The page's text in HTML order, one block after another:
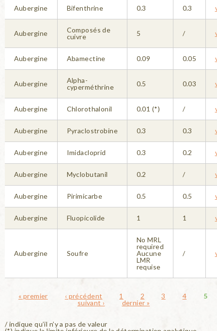
Aubergine Bifenthrine 0.3 0.3
Aubergine
Composés de
cuivre
5 /
Aubergine Abamectine 0.09 0.05
Aubergine
Alpha-
cyperméthrine
0.5 0.03
Aubergine Chlorothalonil 0.01 (*) /
Aubergine Pyraclostrobine 0.3 0.3
Aubergine Imidacloprid 0.3 0.2
Aubergine Myclobutanil 0.2 /
Aubergine Pirimicarbe 0.5 0.5
Aubergine Fluopicolide 1 1
Aubergine Soufre
No MRL
required
Aucune
LMR
requise
/
« premier
‹ précédent 1 2 3 4
5
suivant ›
dernier »
/ indique qu’il n’y a pas de valeur